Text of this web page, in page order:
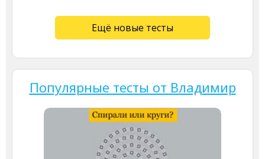
Ещё новые тесты
Популярные тесты от Владимир